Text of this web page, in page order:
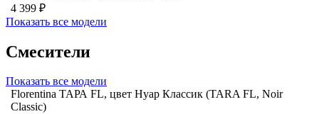
4 399 ₽
Показать все модели
Смесители
Показать все модели
Florentina ТАРА FL, цвет Нуар Классик (TARA FL, Noir
Classic)